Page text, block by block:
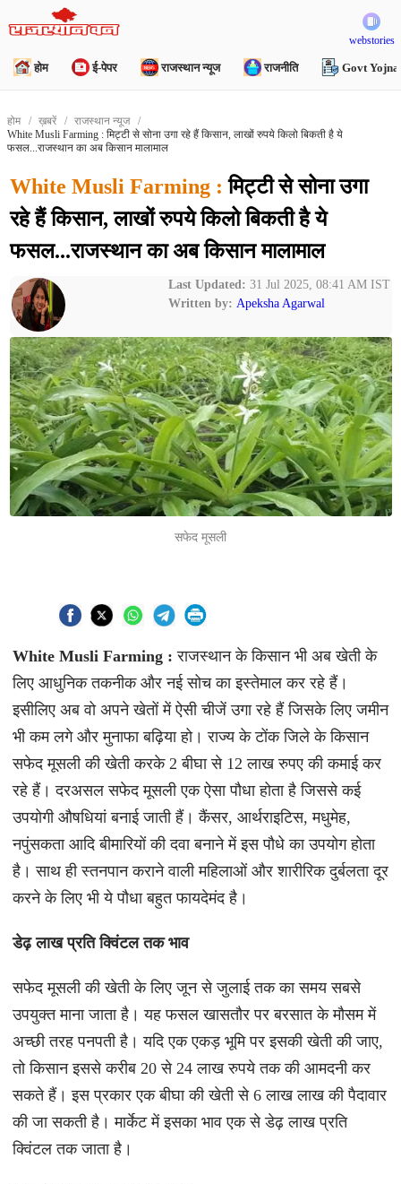
webstories
होम ई-पेपर राजस्थान न्यूज राजनीति Govt Yojna
होम ख़बरें
राजस्थान न्यूज
White Musli Farming : मिट्टी से सोना उगा रहे हैं किसान, लाखों रुपये किलो बिकती है ये
फसल...राजस्थान का अब किसान मालामाल
White Musli Farming : मिट्टी से सोना उगा
रहे हैं किसान, लाखों रुपये किलो बिकती है ये
फसल...राजस्थान का अब किसान मालामाल
Last Updated: 31 Jul 2025, 08:41 AM IST
Written by: Apeksha Agarwal
सफेद मूसली
White Musli Farming :राजस्थान के किसान भी अब खेती के
लिए आधुनिक तकनीक और नई सोच का इस्तेमाल कर रहे हैं।
इसीलिए अब वो अपने खेतों में ऐसी चीजें उगा रहे हैं जिसके लिए जमीन
भी कम लगे और मुनाफा बढ़िया हो। राज्य के टोंक जिले के किसान
सफेद मूसली की खेती करके 2 बीघा से 12 लाख रुपए की कमाई कर
रहे हैं। दरअसल सफेद मूसली एक ऐसा पौधा होता है जिससे कई
उपयोगी औषधियां बनाई जाती हैं। कैंसर, आर्थराइटिस, मधुमेह,
नपुंसकता आदि बीमारियों की दवा बनाने में इस पौधे का उपयोग होता
है। साथ ही स्तनपान कराने वाली महिलाओं और शारीरिक दुर्बलता दूर
करने के लिए भी ये पौधा बहुत फायदेमंद है।
डेढ़ लाख प्रति क्विंटल तक भाव
सफेद मूसली की खेती के लिए जून से जुलाई तक का समय सबसे
उपयुक्त माना जाता है। यह फसल खासतौर पर बरसात के मौसम में
अच्छी तरह पनपती है। यदि एक एकड़ भूमि पर इसकी खेती की जाए,
तो किसान इससे करीब 20 से 24 लाख रुपये तक की आमदनी कर
सकते हैं। इस प्रकार एक बीघा की खेती से 6 लाख लाख की पैदावार
की जा सकती है। मार्केट में इसका भाव एक से डेढ़ लाख प्रति
क्विंटल तक जाता है।